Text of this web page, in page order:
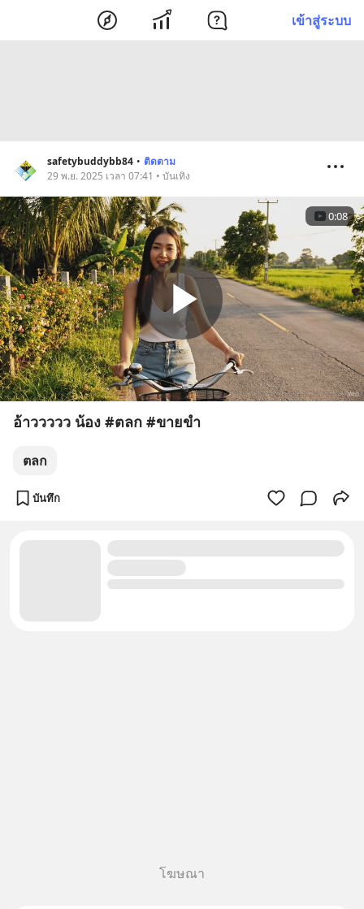
เข้าสู่ระบบ
safetybuddybb84 • ติดตาม
29 พ.ย. 2025 เวลา 07:41 • บันเทิง
0:08
อ้าววววว น้อง #ตลก #ขายขำ
ตลก
บันทึก
โฆษณา